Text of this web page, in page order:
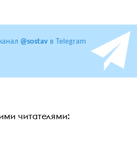
@sostav в Telegram
читателями: